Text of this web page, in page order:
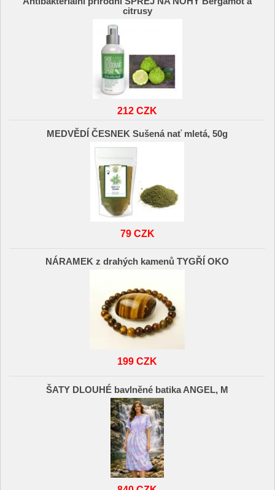
citrusy
212 CZK
MEDVĚDÍ ČESNEK Sušená nať mletá, 50g
79 CZK
NÁRAMEK z drahých kamenů TYGŘÍ OKO
199 CZK
ŠATY DLOUHÉ bavlněné batika ANGEL, M